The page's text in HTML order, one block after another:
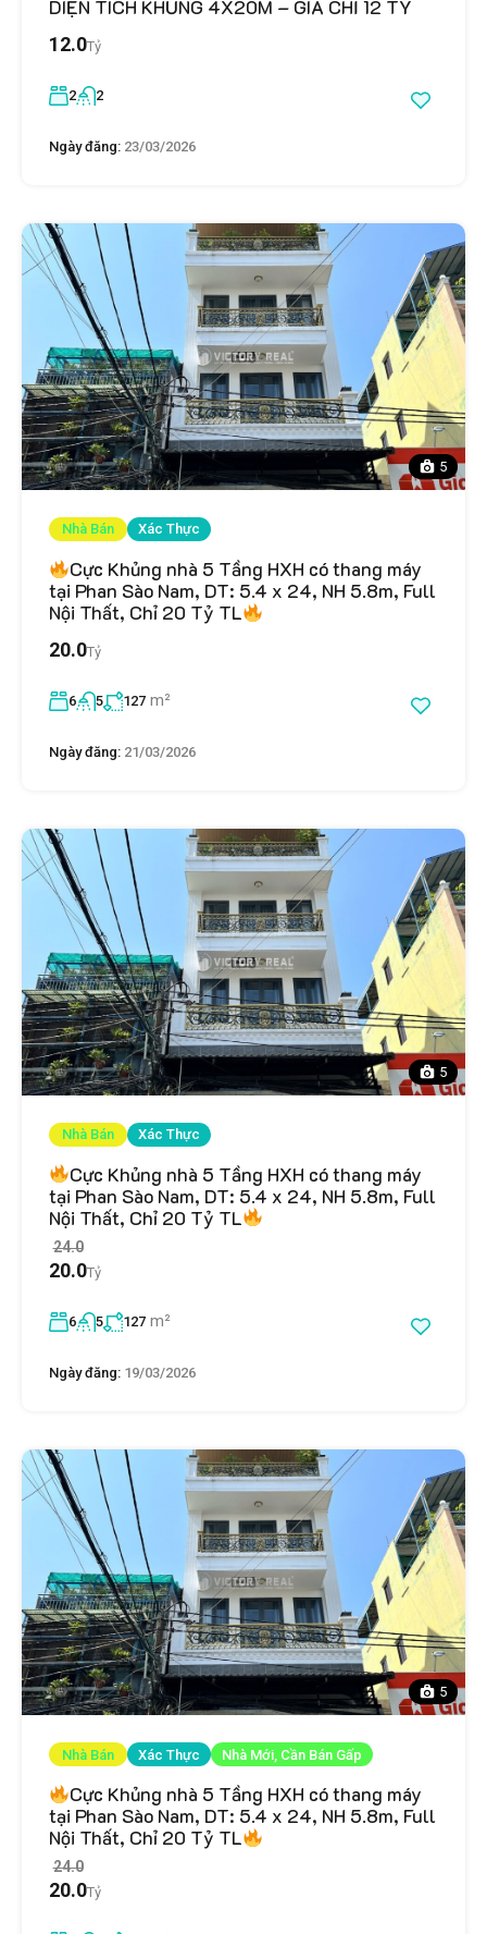
DIỆN TÍCH KHỦNG 4X20M – GIÁ CHỈ 12 TỶ
12.0Tỷ
2 2
Ngày đăng: 23/03/2026
5
Nhà Bán Xác Thực
Cực Khủng nhà 5 Tầng HXH có thang máy
tại Phan Sào Nam, DT: 5.4 x 24, NH 5.8m, Full
Nội Thất, Chỉ 20 Tỷ TL
20.0Tỷ
6 5 127 m²
Ngày đăng: 21/03/2026
5
Nhà Bán Xác Thực
Cực Khủng nhà 5 Tầng HXH có thang máy
tại Phan Sào Nam, DT: 5.4 x 24, NH 5.8m, Full
Nội Thất, Chỉ 20 Tỷ TL
20.0
24.0
Tỷ
6 5 127 m²
Ngày đăng: 19/03/2026
5
Nhà Bán Xác Thực Nhà Mới, Cần Bán Gấp
Cực Khủng nhà 5 Tầng HXH có thang máy
tại Phan Sào Nam, DT: 5.4 x 24, NH 5.8m, Full
Nội Thất, Chỉ 20 Tỷ TL
20.0
24.0
Tỷ